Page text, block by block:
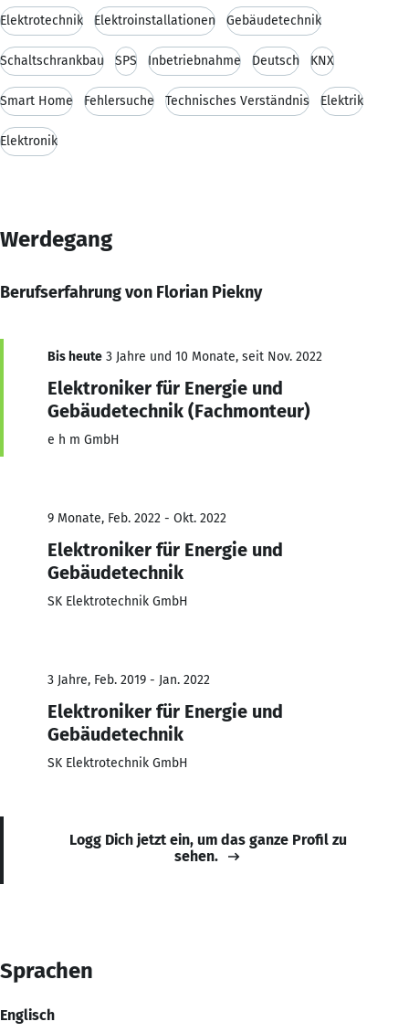
Elektrotechnik Elektroinstallationen Gebäudetechnik
Schaltschrankbau SPS Inbetriebnahme Deutsch KNX
Smart Home Fehlersuche Technisches Verständnis Elektrik
Elektronik
Werdegang
Berufserfahrung von Florian Piekny
Bis heute 3 Jahre und 10 Monate, seit Nov. 2022
Elektroniker für Energie und
Gebäudetechnik (Fachmonteur)
e h m GmbH
9 Monate, Feb. 2022 - Okt. 2022
Elektroniker für Energie und
Gebäudetechnik
SK Elektrotechnik GmbH
3 Jahre, Feb. 2019 - Jan. 2022
Elektroniker für Energie und
Gebäudetechnik
SK Elektrotechnik GmbH
Logg Dich jetzt ein, um das ganze Profil zu
sehen.
Sprachen
Englisch